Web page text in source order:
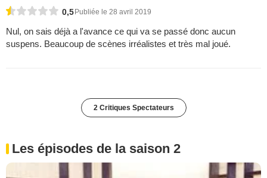
0,5Publiée le 28 avril 2019
Nul, on sais déjà a l'avance ce qui va se passé donc aucun
suspens. Beaucoup de scènes irréalistes et très mal joué.
2 Critiques Spectateurs
Les épisodes de la saison 2